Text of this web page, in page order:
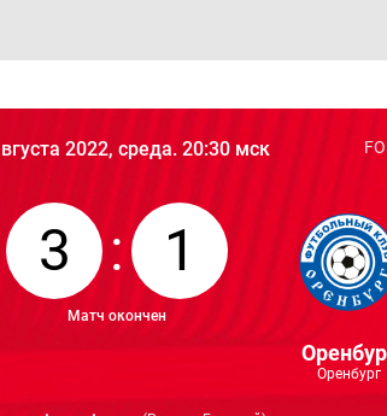
2022, среда. 20:30 мск
3 : 1
Матч окончен
Оренбург